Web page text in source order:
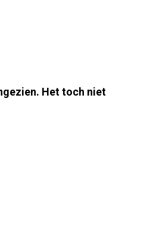
Het toch niet